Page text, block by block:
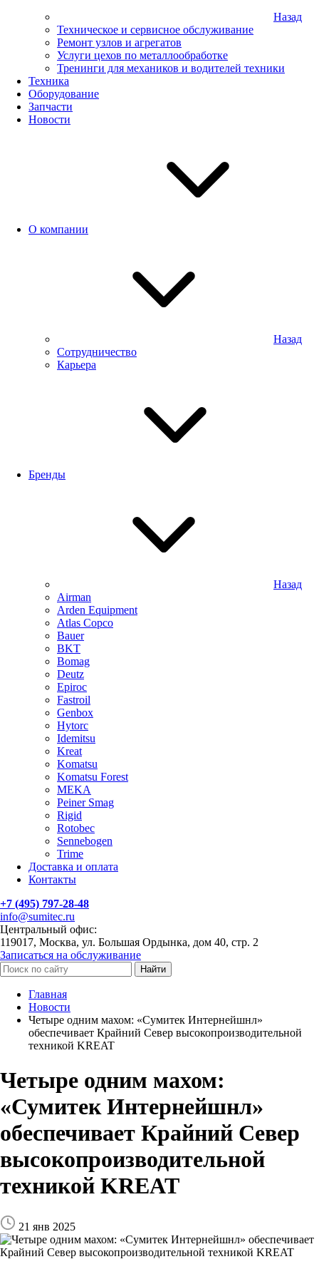
Назад
Техническое и сервисное обслуживание
Ремонт узлов и агрегатов
Услуги цехов по металлообработке
Тренинги для механиков и водителей техники
Техника
Оборудование
Запчасти
Новости
О компании
Назад
Сотрудничество
Карьера
Бренды
Назад
Airman
Arden Equipment
Atlas Сopco
Bauer
BKT
Bomag
Deutz
Epiroc
Fastroil
Genbox
Hytorc
Idemitsu
Kreat
Komatsu
Komatsu Forest
MEKA
Peiner Smag
Rigid
Rotobec
Sennebogen
Trime
Доставка и оплата
Контакты
+7 (495) 797-28-48
info@sumitec.ru
Центральный офис:
119017, Москва, ул. Большая Ордынка, дом 40, стр. 2
Записаться на обслуживание
Найти
Главная
Новости
Четыре одним махом: «Сумитек Интернейшнл»
обеспечивает Крайний Север высокопроизводительной
техникой KREAT
Четыре одним махом:
«Сумитек Интернейшнл»
обеспечивает Крайний Север
высокопроизводительной
техникой KREAT
21 янв 2025